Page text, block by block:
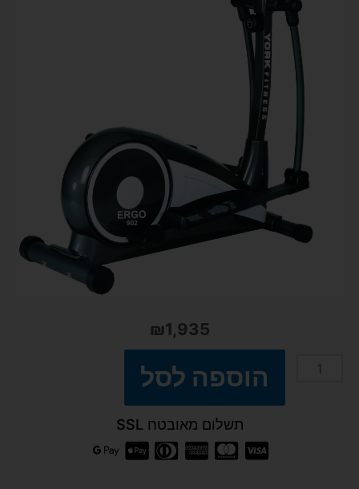
₪1,935
כמות הוספה לסל
תשלום מאובטח SSL